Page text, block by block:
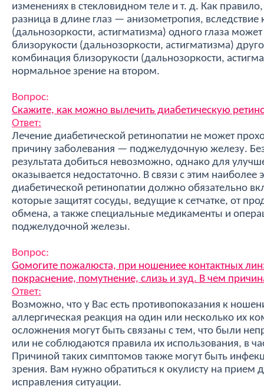
изменениях в стекловидном теле и т. д. Как
разница в длине глаз — анизометропия, вследствие
(дальнозоркости, астигматизма) одного глаза
близорукости (дальнозоркости, астигматизма)
комбинация близорукости (дальнозоркости,
нормальное зрение на втором.
Вопрос:
Скажите, как можно вылечить диабетическую
Ответ:
Лечение диабетической ретинопатии не может
причину заболевания — поджелудочную железу.
результата добиться невозможно, однако для
оказывается недостаточно. В связи с этим наиболее
диабетической ретинопатии должно обязательно
которые защитят сосуды, ведущие к сетчатке, от
обмена, а также специальные медикаменты и
поджелудочной железы.
Вопрос:
Gомогите пожалюста, при ношениее контактных
покраснение, помутнение, слизь и зуд. В чем
Ответ:
Возможно, что у Вас есть противопоказания к
аллергическая реакция на один или несколько их
осложнения могут быть связаны с тем, что были
или не соблюдаются правила их использования, в
Причиной таких симптомов также могут быть
зрения. Вам нужно обратиться к окулисту на прием
исправления ситуации.